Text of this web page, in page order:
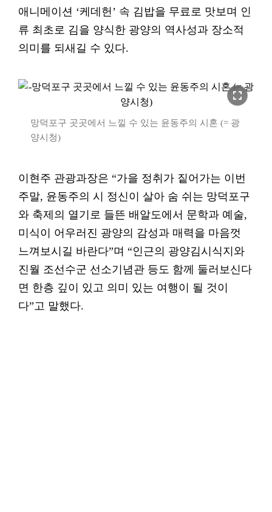
애니메이션 ‘케데헌’ 속 김밥을 무료로 맛보며 인
류 최초로 김을 양식한 광양의 역사성과 장소적
의미를 되새길 수 있다.
fullscreen
망덕포구 곳곳에서 느낄 수 있는 윤동주의 시혼 (= 광
양시청)
이현주 관광과장은 “가을 정취가 짙어가는 이번
주말, 윤동주의 시 정신이 살아 숨 쉬는 망덕포구
와 축제의 열기로 들뜬 배알도에서 문학과 예술,
미식이 어우러진 광양의 감성과 매력을 마음껏
느껴보시길 바란다”며 “인근의 광양김시식지와
진월 조선수군 선소기념관 등도 함께 둘러보신다
면 한층 깊이 있고 의미 있는 여행이 될 것이
다”고 말했다.